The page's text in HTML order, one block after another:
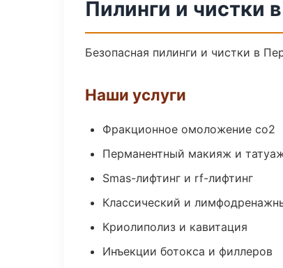
Пилинги и чистки
Безопасная пилинги и чистки в
Наши услуги
Фракционное омоложение co2
Перманентный макияж и
Smas-лифтинг и rf-лифтинг
Классический и
Криолиполиз и кавитация
Инъекции ботокса и филлеров